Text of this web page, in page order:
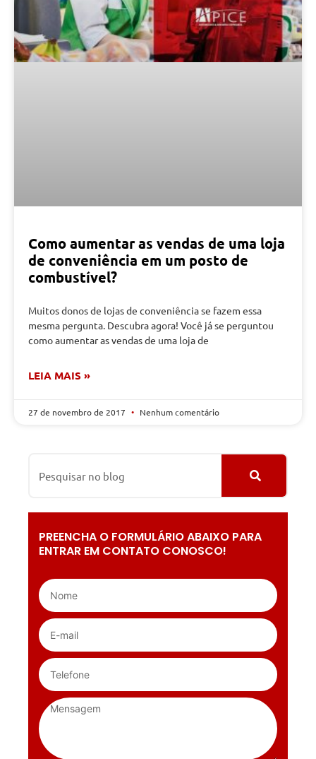
Como aumentar as vendas de uma loja
de conveniência em um posto de
combustível?
Muitos donos de lojas de conveniência se fazem essa
mesma pergunta. Descubra agora! Você já se perguntou
como aumentar as vendas de uma loja de
LEIA MAIS »
27 de novembro de 2017 Nenhum comentário
PREENCHA O FORMULÁRIO ABAIXO PARA
ENTRAR EM CONTATO CONOSCO!